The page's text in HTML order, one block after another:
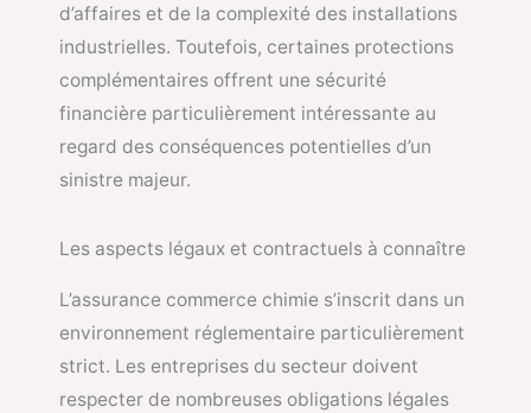
d’affaires et de la complexité des installations
industrielles. Toutefois, certaines protections
complémentaires offrent une sécurité
financière particulièrement intéressante au
regard des conséquences potentielles d’un
sinistre majeur.
Les aspects légaux et contractuels à connaître
L’assurance commerce chimie s’inscrit dans un
environnement réglementaire particulièrement
strict. Les entreprises du secteur doivent
respecter de nombreuses obligations légales